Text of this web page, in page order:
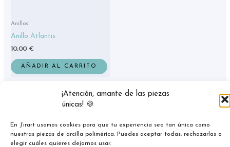
¡Atención, amante de las piezas
únicas! 🍪
En J’irart usamos cookies para que tu experiencia sea tan única como
nuestras piezas de arcilla polimérica. Puedes aceptar todas, rechazarlas o
elegir cuáles quieres dejarnos usar.
Anillos
Anillo Atlantis
10,00 €
AÑADIR AL CARRITO